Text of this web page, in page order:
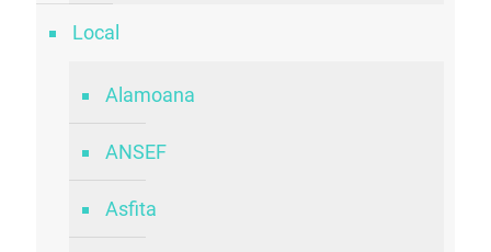
Local
Alamoana
ANSEF
Asfita